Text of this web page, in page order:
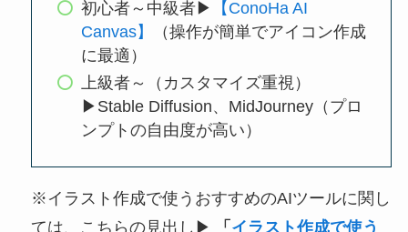
初心者～中級者▶︎
【ConoHa AI
Canvas】
（操作が簡単でアイコン作成
に最適）
上級者～（カスタマイズ重視）
▶︎Stable Diffusion、MidJourney（プロ
ンプトの自由度が高い）
※イラスト作成で使うおすすめのAIツールに関し
ては、こちらの見出し▶︎
「 イラスト作成で使う